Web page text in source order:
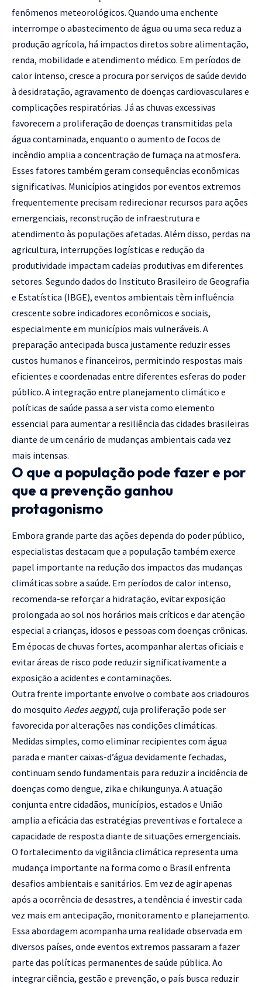
fenômenos meteorológicos. Quando uma enchente
interrompe o abastecimento de água ou uma seca reduz a
produção agrícola, há impactos diretos sobre alimentação,
renda, mobilidade e atendimento médico. Em períodos de
calor intenso, cresce a procura por serviços de saúde devido
à desidratação, agravamento de doenças cardiovasculares e
complicações respiratórias. Já as chuvas excessivas
favorecem a proliferação de doenças transmitidas pela
água contaminada, enquanto o aumento de focos de
incêndio amplia a concentração de fumaça na atmosfera.
Esses fatores também geram consequências econômicas
significativas. Municípios atingidos por eventos extremos
frequentemente precisam redirecionar recursos para ações
emergenciais, reconstrução de infraestrutura e
atendimento às populações afetadas. Além disso, perdas na
agricultura, interrupções logísticas e redução da
produtividade impactam cadeias produtivas em diferentes
setores. Segundo dados do Instituto Brasileiro de Geografia
e Estatística (IBGE), eventos ambientais têm influência
crescente sobre indicadores econômicos e sociais,
especialmente em municípios mais vulneráveis. A
preparação antecipada busca justamente reduzir esses
custos humanos e financeiros, permitindo respostas mais
eficientes e coordenadas entre diferentes esferas do poder
público. A integração entre planejamento climático e
políticas de saúde passa a ser vista como elemento
essencial para aumentar a resiliência das cidades brasileiras
diante de um cenário de mudanças ambientais cada vez
mais intensas.
O que a população pode fazer e por
que a prevenção ganhou
protagonismo
Embora grande parte das ações dependa do poder público,
especialistas destacam que a população também exerce
papel importante na redução dos impactos das mudanças
climáticas sobre a saúde. Em períodos de calor intenso,
recomenda-se reforçar a hidratação, evitar exposição
prolongada ao sol nos horários mais críticos e dar atenção
especial a crianças, idosos e pessoas com doenças crônicas.
Em épocas de chuvas fortes, acompanhar alertas oficiais e
evitar áreas de risco pode reduzir significativamente a
exposição a acidentes e contaminações.
Outra frente importante envolve o combate aos criadouros
do mosquito Aedes aegypti, cuja proliferação pode ser
favorecida por alterações nas condições climáticas.
Medidas simples, como eliminar recipientes com água
parada e manter caixas-d’água devidamente fechadas,
continuam sendo fundamentais para reduzir a incidência de
doenças como dengue, zika e chikungunya. A atuação
conjunta entre cidadãos, municípios, estados e União
amplia a eficácia das estratégias preventivas e fortalece a
capacidade de resposta diante de situações emergenciais.
O fortalecimento da vigilância climática representa uma
mudança importante na forma como o Brasil enfrenta
desafios ambientais e sanitários. Em vez de agir apenas
após a ocorrência de desastres, a tendência é investir cada
vez mais em antecipação, monitoramento e planejamento.
Essa abordagem acompanha uma realidade observada em
diversos países, onde eventos extremos passaram a fazer
parte das políticas permanentes de saúde pública. Ao
integrar ciência, gestão e prevenção, o país busca reduzir